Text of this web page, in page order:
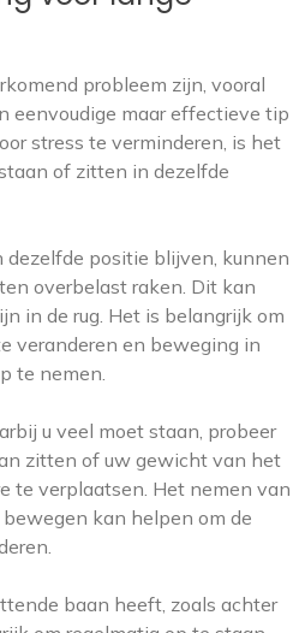
probleem zijn, vooral
eenvoudige maar effectieve tip
stress te verminderen, is het
​​of zitten in dezelfde
positie blijven, kunnen
overbelast raken. Dit kan
in de rug. Het is belangrijk om
veranderen en beweging in
te nemen.
u veel moet staan, probeer
zitten of uw gewicht van het
te verplaatsen. Het nemen van
kan helpen om de
baan heeft, zoals achter